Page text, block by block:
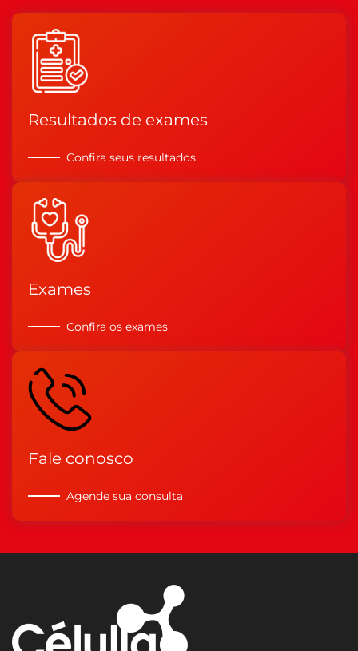
Resultados de exames
Confira seus resultados
Exames
Confira os exames
Fale conosco
Agende sua consulta